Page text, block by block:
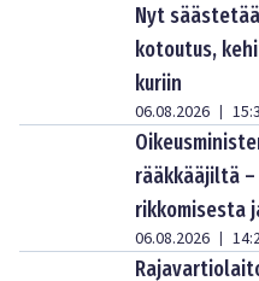
Nyt
kotoutus,
kuriin
06.08.2026 |
rääkkääjiltä
rikkomisesta
06.08.2026 |